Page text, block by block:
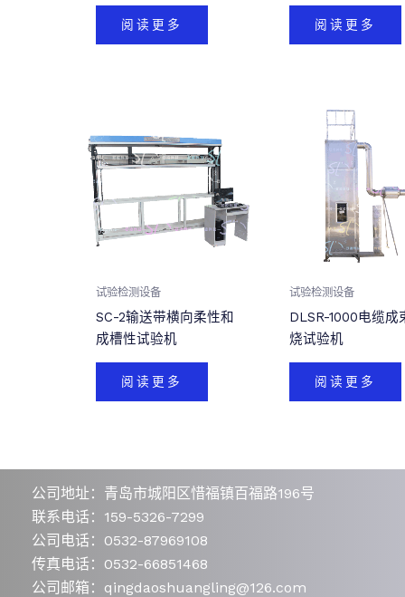
阅读更多 阅读更多
试验检测设备
SC-2输送带横向柔性和
成槽性试验机
阅读更多
试验检测设备
DLSR-1000电缆成
烧试验机
阅读更多
公司地址：青岛市城阳区惜福镇百福路196号
联系电话：159-5326-7299
公司电话：0532-87969108
传真电话：0532-66851468
公司邮箱：qingdaoshuangling@126.com